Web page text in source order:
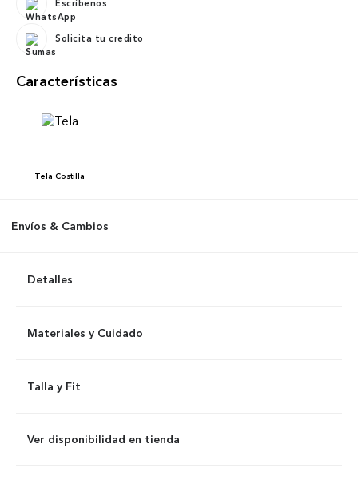
Escríbenos
Solicita tu credito
Características
Tela Costilla
Envíos & Cambios
Detalles
Materiales y Cuidado
Talla y Fit
Ver disponibilidad en tienda